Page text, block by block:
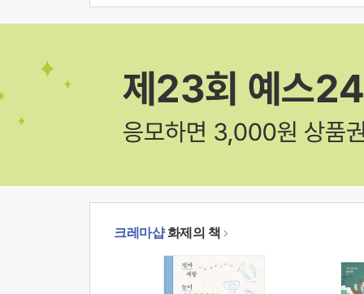
크레마샵화제의 책